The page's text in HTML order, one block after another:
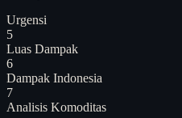
Urgensi
5
Luas Dampak
6
Dampak Indonesia
7
Analisis Komoditas